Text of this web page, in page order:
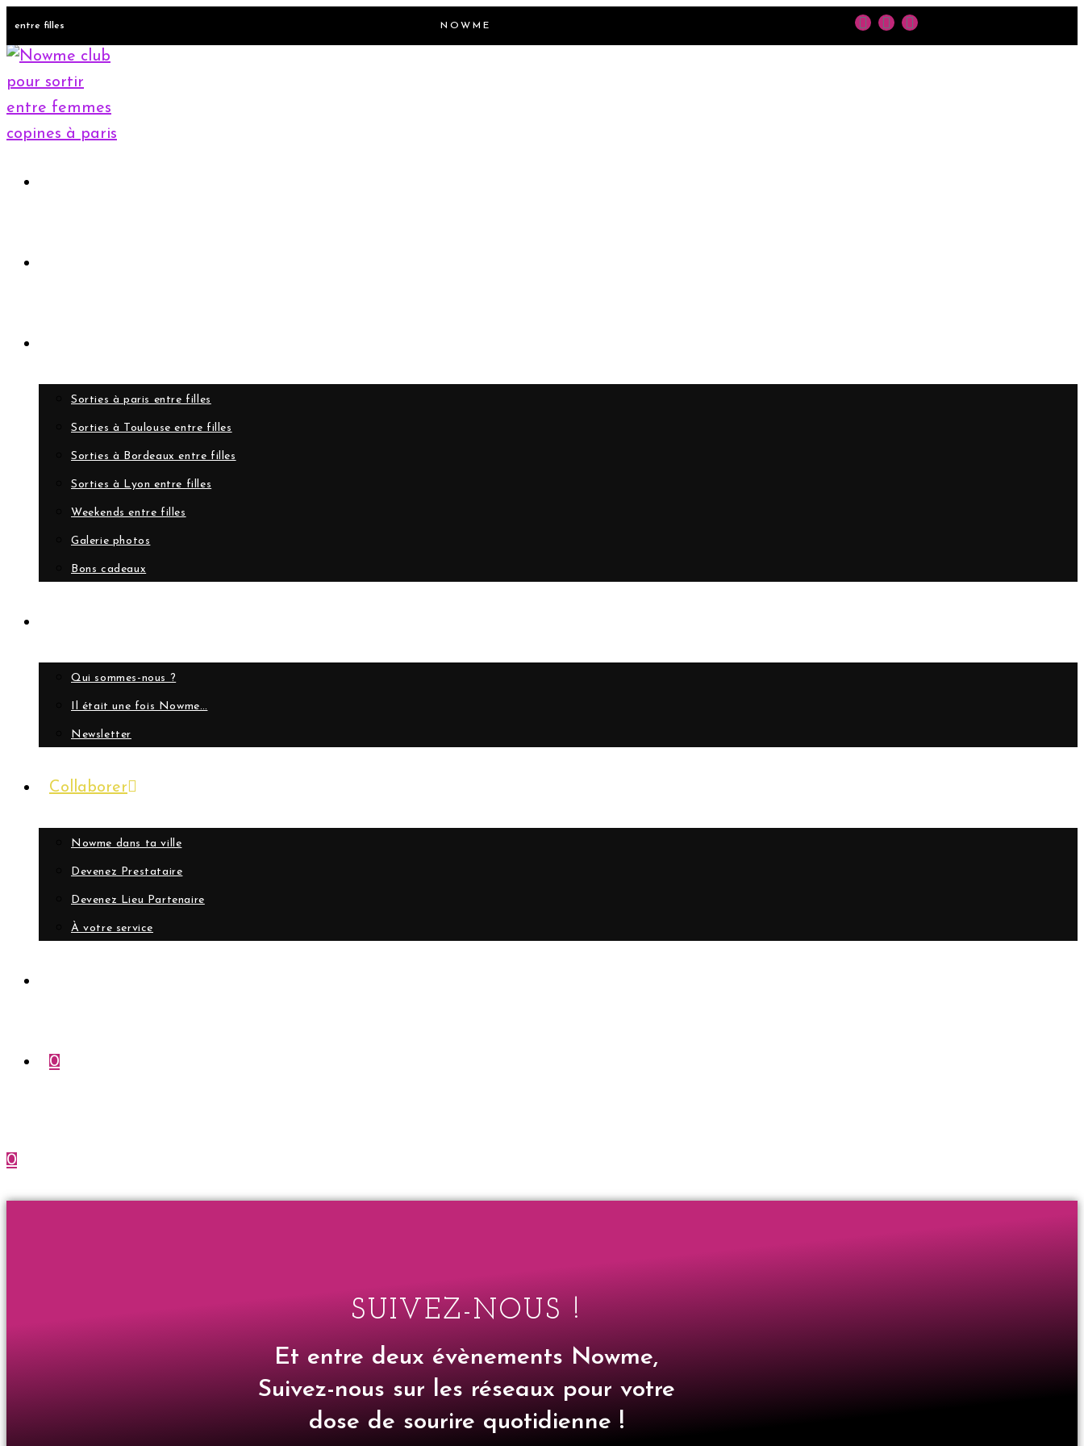
entre filles NOWME
Sorties à paris entre filles
Sorties à Toulouse entre filles
Sorties à Bordeaux entre filles
Sorties à Lyon entre filles
Weekends entre filles
Galerie photos
Bons cadeaux
Qui sommes-nous ?
Il était une fois Nowme…
Newsletter
Collaborer
Nowme dans ta ville
Devenez Prestataire
Devenez Lieu Partenaire
À votre service
0
0
SUIVEZ-NOUS !
Et entre deux évènements Nowme,
Suivez-nous sur les réseaux pour votre
dose de sourire quotidienne !